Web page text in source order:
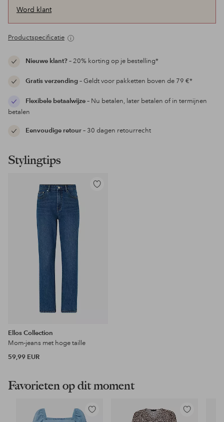
Word klant
Productspecificatie
Nieuwe klant?– 20% korting op je bestelling*
Gratis verzending– Geldt voor pakketten boven de 79 €*
Flexibele betaalwijze– Nu betalen, later betalen of in termijnen
betalen
Eenvoudige retour– 30 dagen retourrecht
Stylingtips
Toevoegen
Ellos Collection
Mom-jeans met hoge taille
59,99 EUR
Favorieten op dit moment
Toevoegen
Toevoegen